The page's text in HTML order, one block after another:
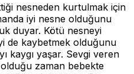
nesneden kurtulmak için
iyi nesne olduğunu
duyar. Kötü nesneyi
de kaybetmek olduğunu
kaygı yaşar. Sevgi veren
zaman bebekte